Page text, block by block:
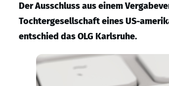
Der Ausschluss aus einem
Tochtergesellschaft eines US-
entschied das OLG Karlsruhe.